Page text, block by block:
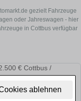
ablehnen
gezielt Fahrzeuge
oder Jahreswagen - hier
in Cottbus verfügbar